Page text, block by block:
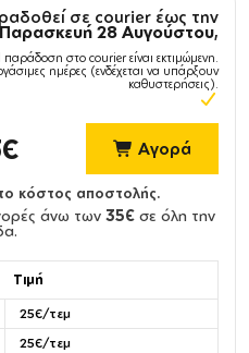
σε courier έως την
Παρασκευή 28 Αυγούστου,
παράδοση στο courier είναι εκτιμώμενη.
ημέρες (ενδέχεται να υπάρξουν
καθυστερήσεις).
Αγορά
κόστος αποστολής.
άνω των35€ σε όλη την
Τιμή
25€/τεμ
25€/τεμ